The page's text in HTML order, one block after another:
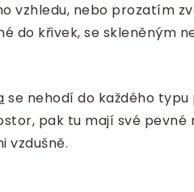
vzhledu, nebo prozatím
do křivek, se skleněným
se nehodí do každého
pak tu mají své pevné
vzdušně.